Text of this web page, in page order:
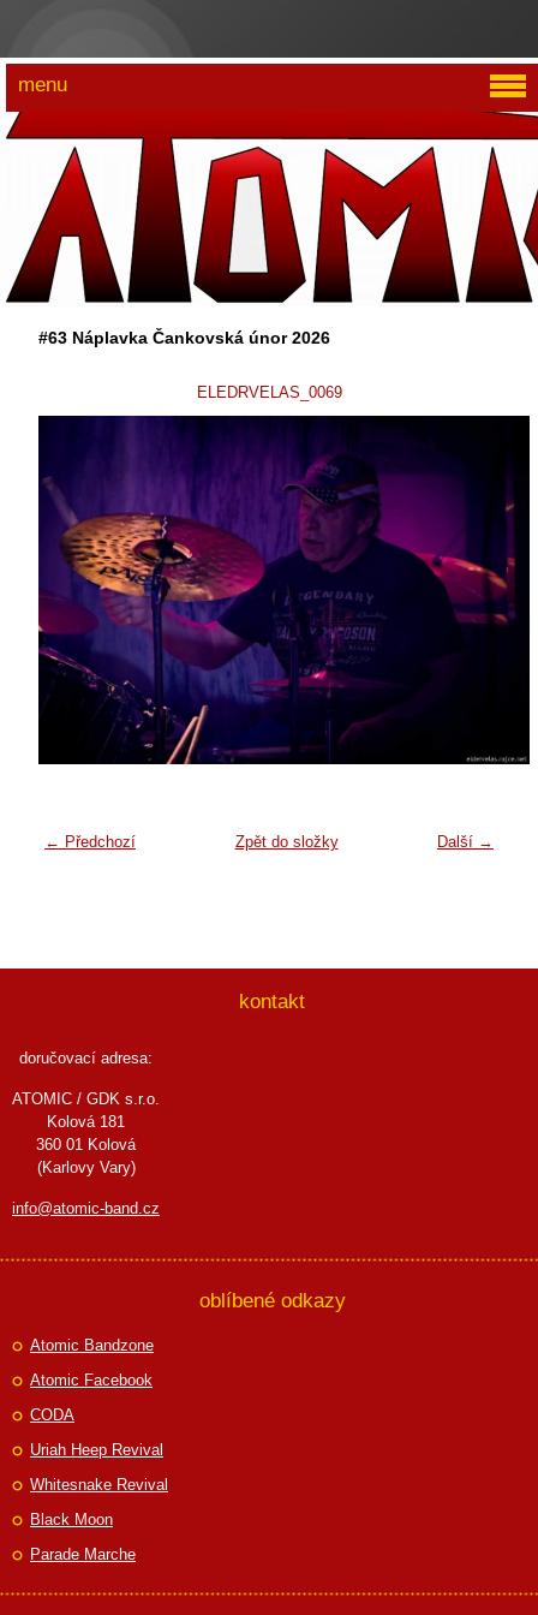
#63 Náplavka Čankovská únor 2026
ELEDRVELAS_0069
← Předchozí Další →
Zpět do složky
menu
kontakt
doručovací adresa:
ATOMIC / GDK s.r.o.
Kolová 181
360 01 Kolová
(Karlovy Vary)
info@atomic-band.cz
oblíbené odkazy
Atomic Bandzone
Atomic Facebook
CODA
Uriah Heep Revival
Whitesnake Revival
Black Moon
Parade Marche